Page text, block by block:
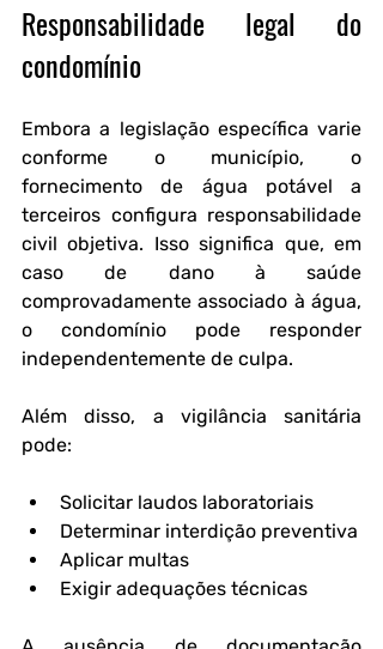
Responsabilidade legal do
condomínio
Embora a legislação específica varie
conforme o município, o
fornecimento de água potável a
terceiros configura responsabilidade
civil objetiva. Isso significa que, em
caso de dano à saúde
comprovadamente associado à água,
o condomínio pode responder
independentemente de culpa.
Além disso, a vigilância sanitária
pode:
Solicitar laudos laboratoriais
Determinar interdição preventiva
Aplicar multas
Exigir adequações técnicas